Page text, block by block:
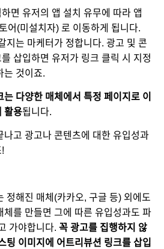
면 유저의 앱 설치 유무에 따라 앱
어(미설치자) 로 이동하게 됩니다.
지는 마케터가 정합니다. 광고 및 콘
삽입하면 유저가 링크 클릭 시 지정
것이죠.
는 다양한 매체에서 특정 페이지로 이
활용됩니다.
나고 광고나 콘텐츠에 대한 유입성과
체를 만들면 그에 따른 유입성과도 파
가야합니다. 꼭 광고를 집행하지 않
팅 이미지에 어트리뷰션 링크를 삽입